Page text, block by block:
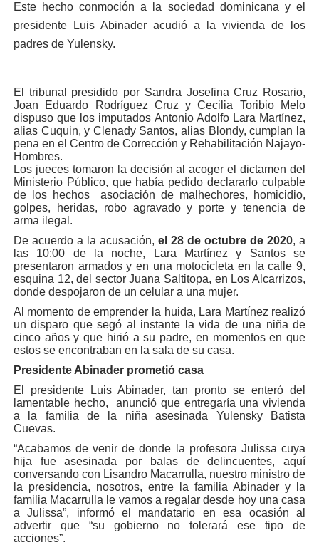
Este hecho conmoción a la sociedad dominicana y el
presidente Luis Abinader acudió a la vivienda de los
padres de Yulensky.
El tribunal presidido por Sandra Josefina Cruz Rosario,
Joan Eduardo Rodríguez Cruz y Cecilia Toribio Melo
dispuso que los imputados Antonio Adolfo Lara Martínez,
alias Cuquin, y Clenady Santos, alias Blondy, cumplan la
pena en el Centro de Corrección y Rehabilitación Najayo-
Hombres.
Los jueces tomaron la decisión al acoger el dictamen del
Ministerio Público, que había pedido declararlo culpable
de los hechos asociación de malhechores, homicidio,
golpes, heridas, robo agravado y porte y tenencia de
arma ilegal.
De acuerdo a la acusación, el 28 de octubre de 2020, a
las 10:00 de la noche, Lara Martínez y Santos se
presentaron armados y en una motocicleta en la calle 9,
esquina 12, del sector Juana Saltitopa, en Los Alcarrizos,
donde despojaron de un celular a una mujer.
Al momento de emprender la huida, Lara Martínez realizó
un disparo que segó al instante la vida de una niña de
cinco años y que hirió a su padre, en momentos en que
estos se encontraban en la sala de su casa.
Presidente Abinader prometió casa
El presidente Luis Abinader, tan pronto se enteró del
lamentable hecho, anunció que entregaría una vivienda
a la familia de la niña asesinada Yulensky Batista
Cuevas.
“Acabamos de venir de donde la profesora Julissa cuya
hija fue asesinada por balas de delincuentes, aquí
conversando con Lisandro Macarrulla, nuestro ministro de
la presidencia, nosotros, entre la familia Abinader y la
familia Macarrulla le vamos a regalar desde hoy una casa
a Julissa”, informó el mandatario en esa ocasión al
advertir que “su gobierno no tolerará ese tipo de
acciones”.